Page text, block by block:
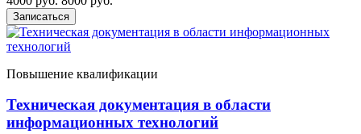
повышенной взрывопожароопасности,
взрывопожароопасно
Записаться
Повышение квалификации
Техническая документация в области
информационных технологий